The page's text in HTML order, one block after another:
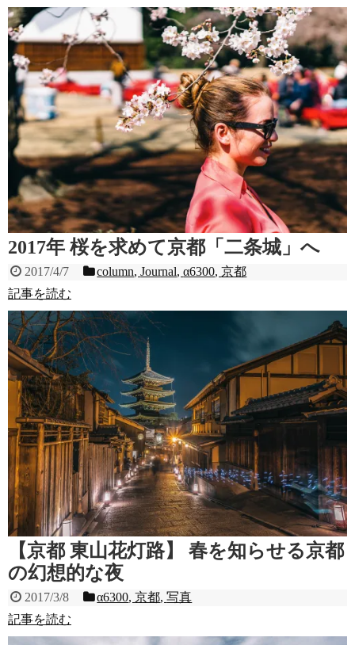
2017年 桜を求めて京都「二条城」へ
2017/4/7 column,Journal,α6300,京都
記事を読む
【京都 東山花灯路】 春を知らせる京都
の幻想的な夜
2017/3/8 α6300,京都,写真
記事を読む